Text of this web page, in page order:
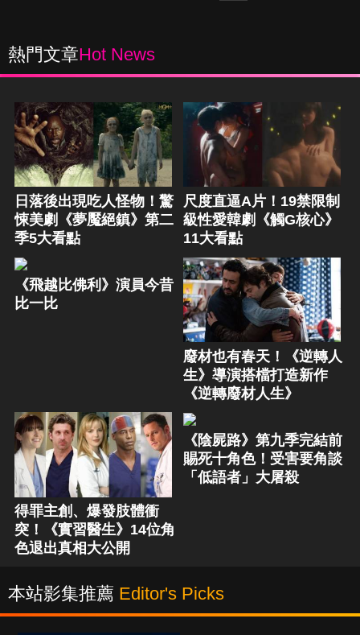
熱門文章Hot News
日落後出現吃人怪物！驚
悚美劇《夢魘絕鎮》第二
季5大看點
尺度直逼A片！19禁限制
級性愛韓劇《觸G核心》
11大看點
《飛越比佛利》演員今昔
比一比
廢材也有春天！《逆轉人
生》導演搭檔打造新作
《逆轉廢材人生》
得罪主創、爆發肢體衝
突！《實習醫生》14位角
色退出真相大公開
《陰屍路》第九季完結前
賜死十角色！受害要角談
「低語者」大屠殺
本站影集推薦 Editor's Picks